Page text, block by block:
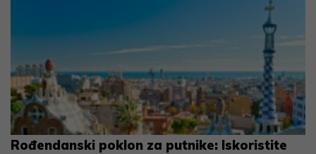
Rođendanski poklon za putnike: Iskoristite